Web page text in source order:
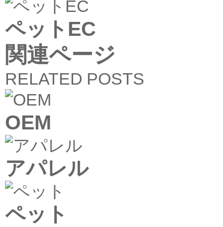
ペットEC
関連ページ
RELATED POSTS
OEM
アパレル
ペット